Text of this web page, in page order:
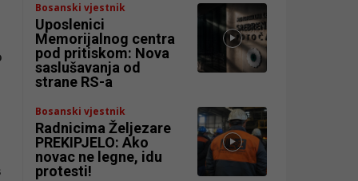
Bosanski vjestnik
Uposlenici
Memorijalnog centra
pod pritiskom: Nova
saslušavanja od
strane RS-a
Bosanski vjestnik
Radnicima Željezare
PREKIPJELO: Ako
novac ne legne, idu
protesti!